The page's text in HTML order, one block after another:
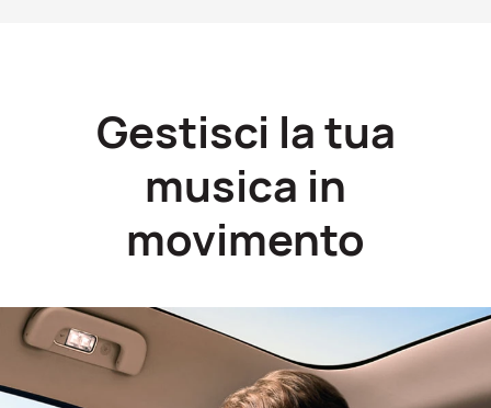
Gestisci la tua
musica in
movimento